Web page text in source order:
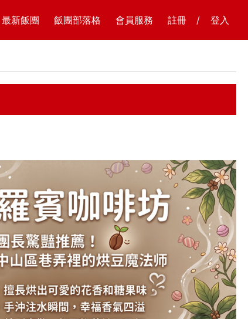
最新飯團 飯團部落格 會員服務 註冊 / 登入